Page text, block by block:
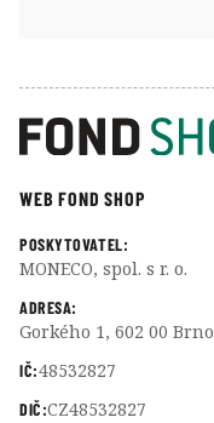
WEB FOND SHOP
POSKYTOVATEL:
MONECO, spol. s r. o.
ADRESA:
Gorkého 1, 602 00 Brno
IČ:48532827
DIČ:CZ48532827